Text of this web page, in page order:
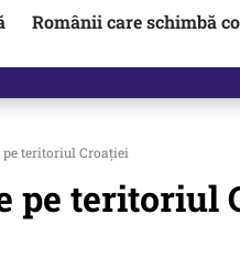
Românii care schimbă
teritoriul Croației
pe teritoriul